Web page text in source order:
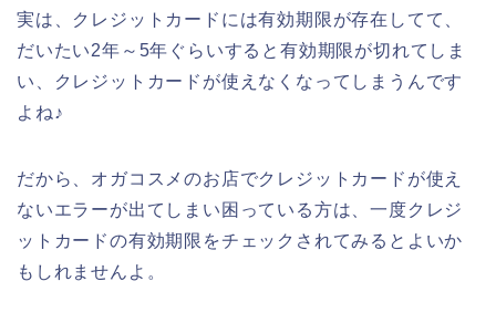
実は、クレジットカードには有効期限が存在してて、
だいたい2年～5年ぐらいすると有効期限が切れてしま
い、クレジットカードが使えなくなってしまうんです
よね♪
だから、オガコスメのお店でクレジットカードが使え
ないエラーが出てしまい困っている方は、一度クレジ
ットカードの有効期限をチェックされてみるとよいか
もしれませんよ。